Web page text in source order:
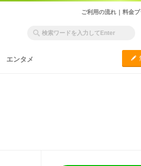
ご利用の流れ 料金
エンタメ C